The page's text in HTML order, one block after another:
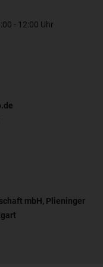
die Schriftgröße
Die Schrift
- 12:00 Uhr
mbH, Plieninger